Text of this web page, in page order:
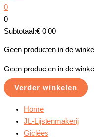
0
0
Subtotaal:€ 0,00
Geen producten in de
Geen producten in de
Verder winkelen
Home
JL-Lijstenmakerij
Giclées